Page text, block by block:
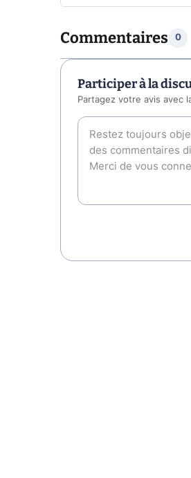
Commentaires 0
Participer à la
Partagez votre avis avec